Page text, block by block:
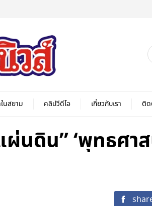
นสยาม คลิปวีดีโอ เกี่ยวกับเรา ติด
นดิน” ‘พุทธศา